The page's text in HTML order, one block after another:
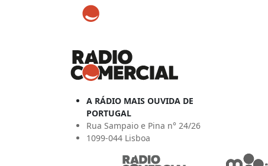
A RÁDIO MAIS OUVIDA DE
PORTUGAL
Rua Sampaio e Pina n° 24/26
1099-044 Lisboa